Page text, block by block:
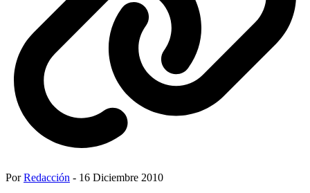
PorRedacción - 16 Diciembre 2010